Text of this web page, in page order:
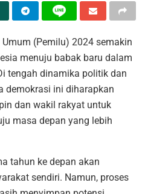
(Pemilu) 2024 semakin
menuju babak baru dalam
tengah dinamika politik dan
demokrasi ini diharapkan
dan wakil rakyat untuk
masa depan yang lebih
tahun ke depan akan
sendiri. Namun, proses